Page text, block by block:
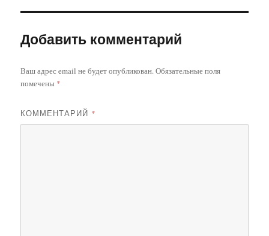
Добавить комментарий
Ваш адрес email не будет опубликован.Обязательные поля
помечены *
КОММЕНТАРИЙ *